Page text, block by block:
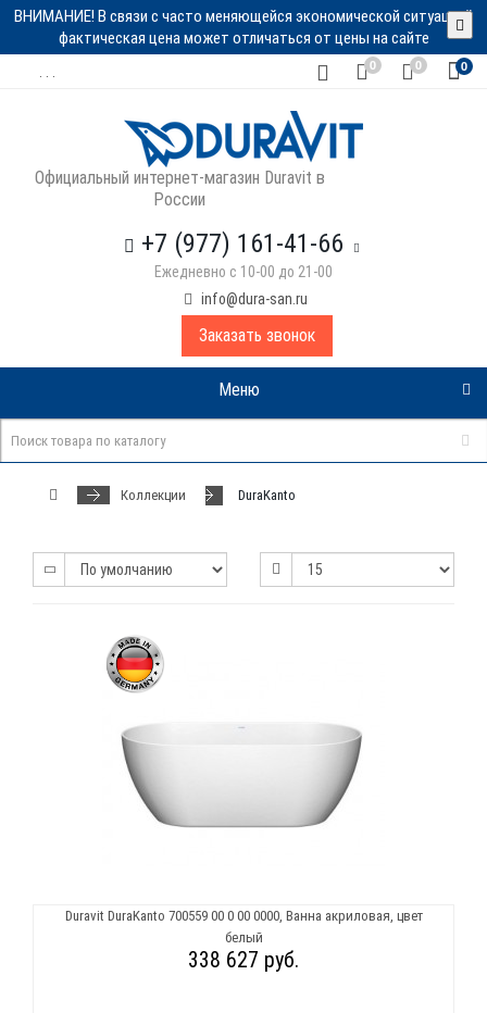
ВНИМАНИЕ! В связи с часто меняющейся экономической ситуацией
фактическая цена может отличаться от цены на сайте
0 0 0
Официальный интернет-магазин Duravit в
России
+7 (977) 161-41-66
Ежедневно с 10-00 до 21-00
info@dura-san.ru
Заказать звонок
Меню
Коллекции DuraKanto
Duravit DuraKanto 700559 00 0 00 0000, Ванна акриловая, цвет
белый
338 627 руб.